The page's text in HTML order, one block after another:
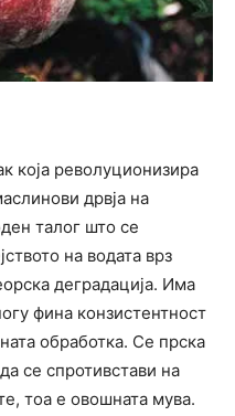
која револуционизира
дрвја на
талог што се
на водата врз
деградација. Има
фина конзистентност
обработка. Се прска
се спротивстави на
тоа е овошната мува.